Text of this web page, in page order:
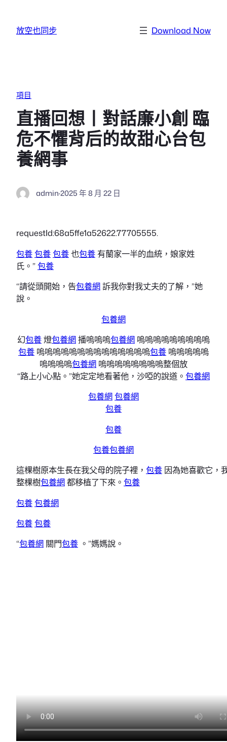
放空也同步 Download Now
項目
直播回想丨對話廉小創 臨
危不懼背后的故甜心台包
養網事
admin·2025 年 8 月 22 日
requestId:68a5ffe1a52622.77705555.
包養包養包養也包養 有蘭家一半的血統，娘家姓
氏。”包養
“請從頭開始，告包養網訴我你對我丈夫的了解，”她
說。
包養網
幻包養燈包養網播嗚嗚嗚包養網 嗚嗚嗚嗚嗚嗚嗚嗚嗚
包養 嗚嗚嗚嗚嗚嗚嗚嗚嗚嗚嗚嗚嗚嗚包養 嗚嗚嗚嗚嗚
嗚嗚嗚嗚包養網 嗚嗚嗚嗚嗚嗚嗚嗚整個放
“路上小心點。”她定定地看著他，沙啞的說道。 包養網
包養網包養網
包養
包養
包養包養網
這棵樹原本生長在我父母的院子裡， 包養 因為她喜歡它，
整棵樹包養網都移植了下來。 包養
包養包養網
包養包養
“包養網 關門包養 。”媽媽說。